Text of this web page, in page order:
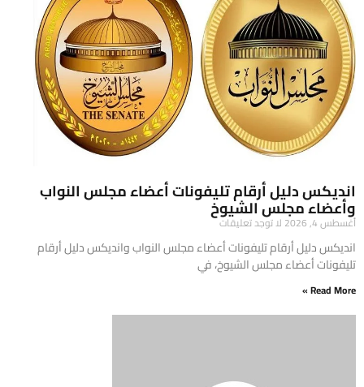
انديكس دليل أرقام تليفونات أعضاء مجلس النواب
وأعضاء مجلس الشيوخ
أغسطس 4, 2026 لا توجد تعليقات
انديكس دليل أرقام تليفونات أعضاء مجلس النواب وانديكس دليل أرقام
تليفونات أعضاء مجلس الشيوخ، في
Read More »